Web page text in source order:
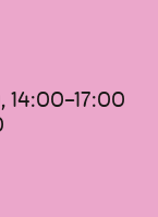
14:00-17:00